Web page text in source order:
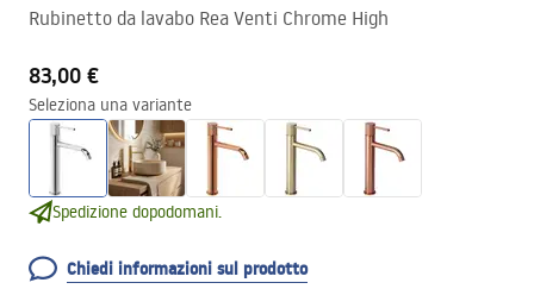
Rubinetto da lavabo Rea Venti Chrome High
83,00 €
Seleziona una variante
Spedizione dopodomani.
Chiedi informazioni sul prodotto